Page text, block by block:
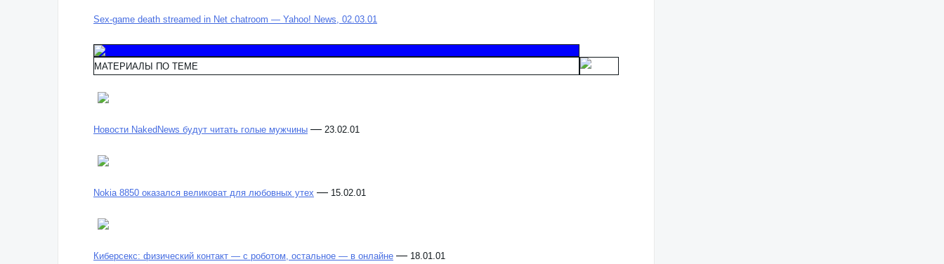
Sex-game death streamed in Net chatroom — Yahoo! News, 02.03.01
МАТЕРИАЛЫ ПО ТЕМЕ
Новости NakedNews будут читать голые мужчины — 23.02.01
Nokia 8850 оказался великоват для любовных утех — 15.02.01
Киберсекс: физический контакт — с роботом, остальное — в онлайне — 18.01.01